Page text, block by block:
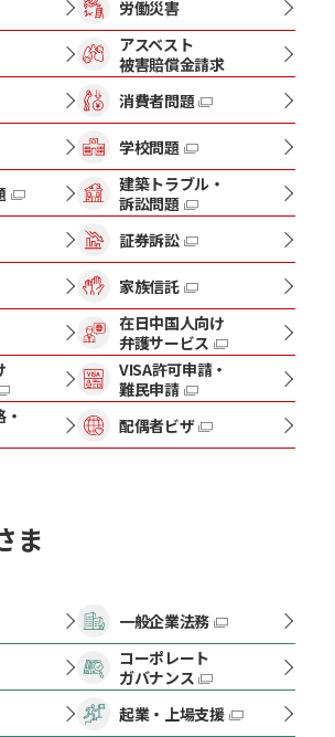
労働災害
アスベスト
被害賠償金請求
消費者問題
学校問題
建築トラブル・
訴訟問題
証券訴訟
家族信託
在日中国人向け
弁護サービス
VISA許可申請・
難民申請
配偶者ビザ
ま
一般企業法務
コーポレート
ガバナンス
起業・上場支援